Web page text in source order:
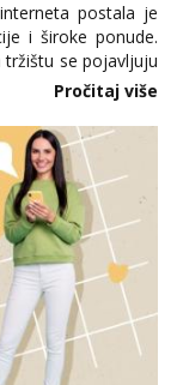
postala je
i široke ponude.
se pojavljuju
internetske
Pročitaj više